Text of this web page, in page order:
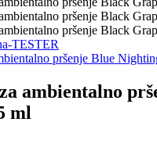
TESTER
pršenje Blue
ambientalno
ml